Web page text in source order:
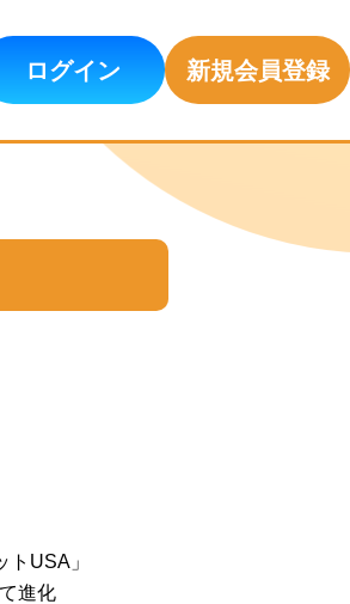
ログイン 新規会員登録
USA」
進化